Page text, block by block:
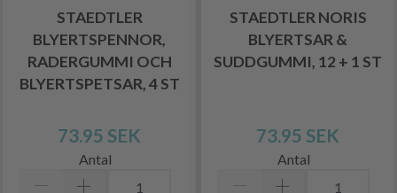
STAEDTLER
BLYERTSPENNOR,
RADERGUMMI OCH
BLYERTSPETSAR, 4 ST
73.95 SEK
Antal
STAEDTLER NORIS
BLYERTSAR &
SUDDGUMMI, 12 + 1 ST
73.95 SEK
Antal